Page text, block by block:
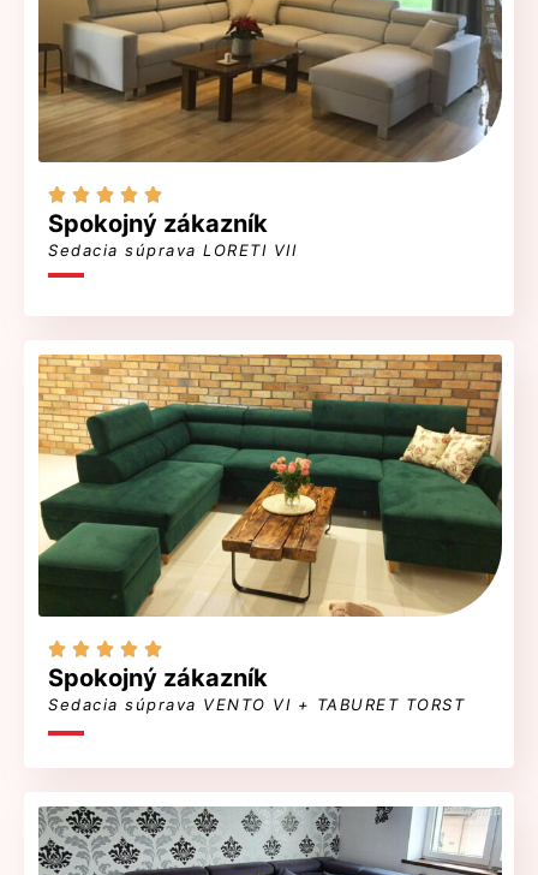
    
Spokojný zákazník
Sedacia súprava LORETI VII
    
Spokojný zákazník
Sedacia súprava VENTO VI + TABURET TORST